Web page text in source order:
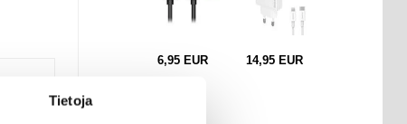
Tietoja
9,95
6,95 EUR 14,95 EUR